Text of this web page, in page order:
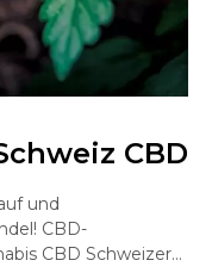
CBD
und
CBD-
CBD Schweizer…